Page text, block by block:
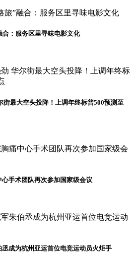
：服务区里寻味电影文化
街最大空头投降！上调年终标普500预测至
手术团队再次参加国家级会议
成为杭州亚运首位电竞运动员火炬手